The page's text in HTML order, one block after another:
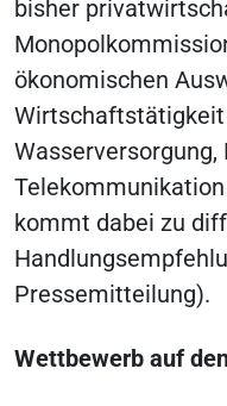
bisher
ökonomischen
Wirtschaftstätigkeit
kommt dabei zu
Pressemitteilung).
Wettbewerb auf